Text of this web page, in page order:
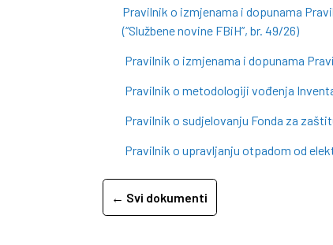
Pravilnik o izmjenama i dopunama
(“Službene novine FBiH”, br. 49/26)
Pravilnik o izmjenama i dopunama
Pravilnik o metodologiji vođenja
Pravilnik o sudjelovanju Fonda za
Pravilnik o upravljanju otpadom od
← Svi dokumenti